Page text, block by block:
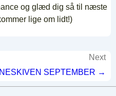
og glæd dig så til næste
lige om lidt!)
Next
SEPTEMBER →